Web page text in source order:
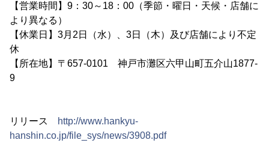
【営業時間】9：30～18：00（季節・曜日・天候・店舗に
より異なる）
【休業日】3月2日（水）、3日（木）及び店舗により不定
休
【所在地】〒657-0101 神戸市灘区六甲山町五介山1877-
9
リリース
http://www.hankyu-
hanshin.co.jp/file_sys/news/3908.pdf